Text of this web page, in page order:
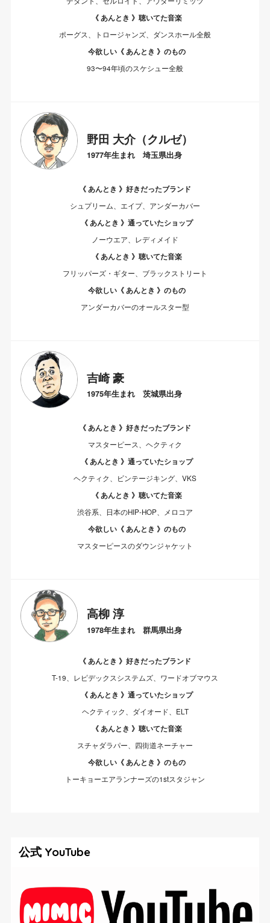
《 あんとき 》聴いてた音楽
ポーグス、トロージャンズ、ダンスホール全般
今欲しい《 あんとき 》のもの
93〜94年頃のスケシュー全般
野田 大介（クルゼ）
1977年生まれ 埼玉県出身
《 あんとき 》好きだったブランド
シュプリーム、エイプ、アンダーカバー
《 あんとき 》通っていたショップ
ノーウエア、レディメイド
《 あんとき 》聴いてた音楽
フリッパーズ・ギター、ブラックストリート
今欲しい《 あんとき 》のもの
アンダーカバーのオールスター型
吉崎 豪
1975年生まれ 茨城県出身
《 あんとき 》好きだったブランド
マスターピース、ヘクティク
《 あんとき 》通っていたショップ
ヘクティク、ビンテージキング、VKS
《 あんとき 》聴いてた音楽
渋谷系、日本のHIP-HOP、メロコア
今欲しい《 あんとき 》のもの
マスターピースのダウンジャケット
高柳 淳
1978年生まれ 群馬県出身
《 あんとき 》好きだったブランド
T-19、レピデックスシステムズ、ワードオブマウス
《 あんとき 》通っていたショップ
ヘクティック、ダイオード、ELT
《 あんとき 》聴いてた音楽
スチャダラパー、四街道ネーチャー
今欲しい《 あんとき 》のもの
トーキョーエアランナーズの1stスタジャン
公式 YouTube